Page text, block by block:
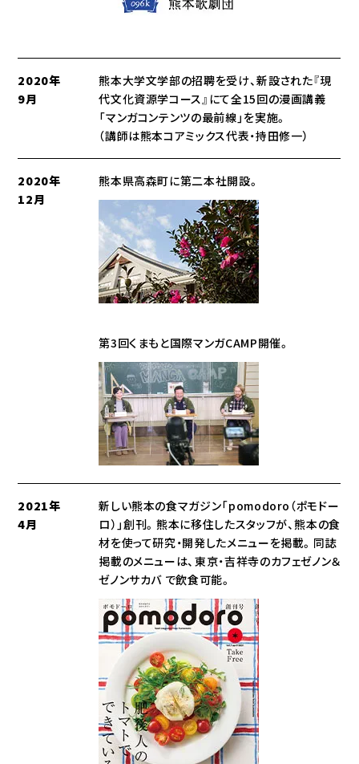
2020年
9月
熊本大学文学部の招聘を受け、新設された『現
代文化資源学コース』にて全15回の漫画講義
「マンガコンテンツの最前線」を実施。
（講師は熊本コアミックス代表・持田修一）
2020年
12月
熊本県高森町に第二本社開設。
第3回くまもと国際マンガCAMP開催。
2021年
4月
新しい熊本の食マガジン「pomodoro（ポモドー
ロ）」創刊。熊本に移住したスタッフが、熊本の食
材を使って研究・開発したメニューを掲載。同誌
掲載のメニューは、東京・吉祥寺のカフェゼノン＆
ゼノンサカバ で飲食可能。